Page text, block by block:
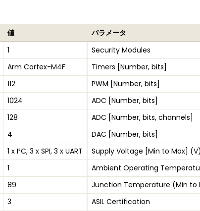
値
1
Arm Cortex-M4F
112
1024
128
4
1 x I²C, 3 x SPI, 3 x UART
1
89
3
パラメータ
Security Modules
Timers [Number, bits]
PWM [Number, bits]
ADC [Number, bits]
ADC [Number, bits, channels]
DAC [Number, bits]
Supply Voltage [Min to Max] (V)
Ambient Operating
Junction Temperature (Min
ASIL Certification